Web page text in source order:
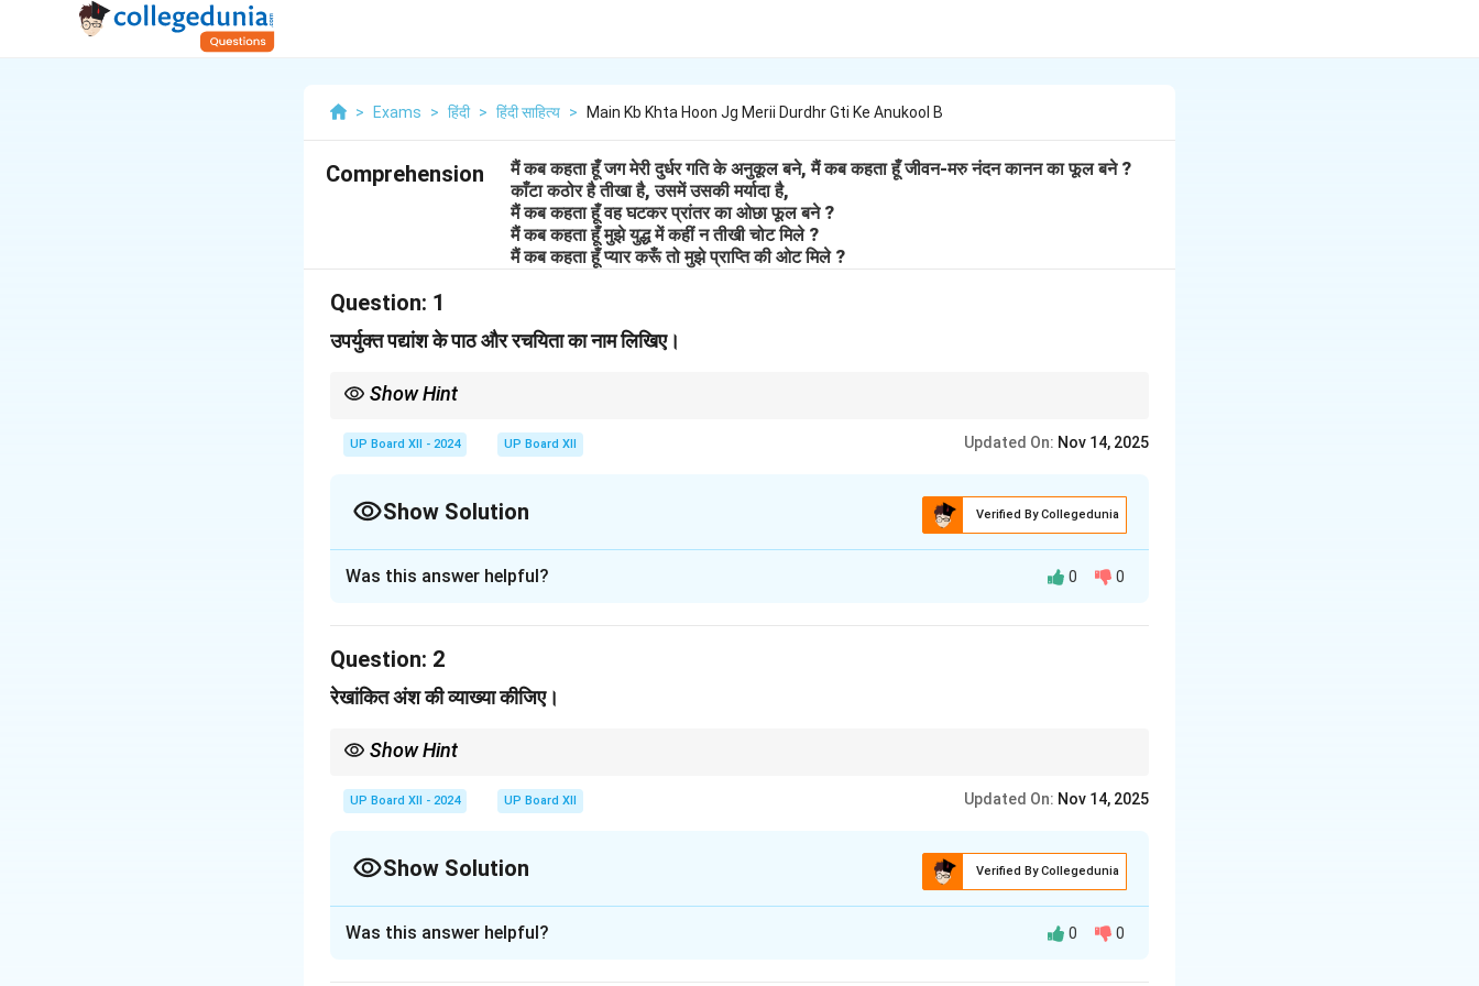
> Exams > हिंदी > हिंदी साहित्य > Main Kb Khta Hoon Jg Merii Durdhr Gti Ke Anukool B
Comprehension
मैं कब कहता हूँ जग मेरी दुर्धर गति के अनुकूल बने, मैं कब कहता हूँ जीवन-मरु नंदन कानन का फूल बने ?
काँटा कठोर है तीखा है, उसमें उसकी मर्यादा है,
मैं कब कहता हूँ वह घटकर प्रांतर का ओछा फूल बने ?
मैं कब कहता हूँ मुझे युद्ध में कहीं न तीखी चोट मिले ?
मैं कब कहता हूँ प्यार करूँ तो मुझे प्राप्ति की ओट मिले ?
Question: 1
उपर्युक्त पद्यांश के पाठ और रचयिता का नाम लिखिए।
Show Hint
UP Board XII - 2024 UP Board XII Updated On: Nov 14, 2025
Show Solution Verified By Collegedunia
Download Solution in PDF
Was this answer helpful? 0 0
Question: 2
रेखांकित अंश की व्याख्या कीजिए।
Show Hint
UP Board XII - 2024 UP Board XII Updated On: Nov 14, 2025
Show Solution Verified By Collegedunia
Was this answer helpful? 0 0